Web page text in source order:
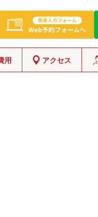
用 アクセス